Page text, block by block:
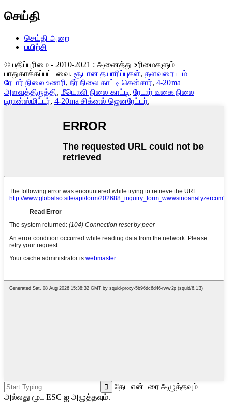
செய்தி
செய்தி அறை
பயிற்சி
© பதிப்புரிமை - 2010-2021 : அனைத்து உரிமைகளும்
பாதுகாக்கப்பட்டவை. சூடான தயாரிப்புகள், தளவரைபடம்
ரேடார் நிலை உணரி, நீர் நிலை காட்டி சென்சார், 4-20ma
அளவுத்திருத்தி, மீயொலி நிலை காட்டி, ரேடார் வகை நிலை
டிரான்ஸ்மிட்டர், 4-20ma சிக்னல் ஜெனரேட்டர்,
தேட என்டரை அழுத்தவும்
அல்லது மூட ESC ஐ அழுத்தவும்.